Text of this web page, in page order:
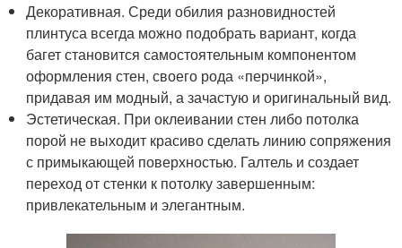
Декоративная. Среди обилия разновидностей
плинтуса всегда можно подобрать вариант, когда
багет становится самостоятельным компонентом
оформления стен, своего рода «перчинкой»,
придавая им модный, а зачастую и оригинальный вид.
Эстетическая. При оклеивании стен либо потолка
порой не выходит красиво сделать линию сопряжения
с примыкающей поверхностью. Галтель и создает
переход от стенки к потолку завершенным:
привлекательным и элегантным.